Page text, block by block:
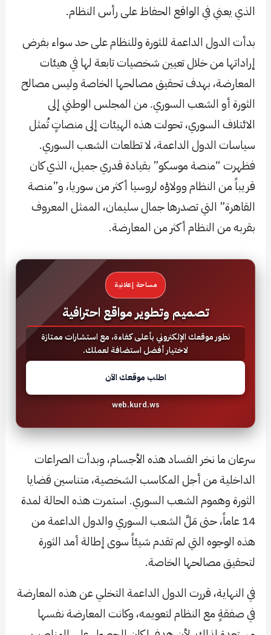
الذي يعني في الواقع الحفاظ على رأس النظام.
بدأت الدول الداعمة للثورة وللنظام على حد سواء بفرض
إراداتها من خلال تعيين شخصيات تابعة لها في هيئات
المعارضة، بهدف تحقيق مصالحها الخاصة وليس مصالح
الثورة أو الشعب السوري. من المجلس الوطني إلى
الائتلاف السوري، تحولت هذه الهيئات إلى منصاتٍ تُمثل
سياسات الدول الداعمة، لا تطلعات الشعب السوري.
فظهرت “منصة موسكو” بقيادة قدري جميل، الذي كان
قريباً من النظام وولاؤه لروسيا أكثر من سوريا، و”منصة
القاهرة” التي تصدرها جمال سليمان، الممثل المعروف
بقربه من النظام أكثر من المعارضة.
مساحة إعلانية
تصميم وتطوير مواقع احترافية
نطور موقعك الإلكتروني بأعلى كفاءة، مع استشارات ممتازة
لاختيار أفضل استضافة لعملك.
اطلب موقعك الآن
web.kurd.ws
سرعان ما نخر الفساد هذه الأجسام، وبدأت الصراعات
الداخلية من أجل المكاسب الشخصية، متناسين قضايا
الثورة وهموم الشعب السوري. استمرت هذه الحالة لمدة
14 عاماً، حتى مَلَّ الشعب السوري والدول الداعمة من
هذه الوجوه التي لم تقدم شيئاً سوى إطالة أمد الثورة
لتحقيق مصالحها الخاصة.
في النهاية، قررت الدول الداعمة التخلي عن هذه المعارضة
في صفقةٍ مع النظام لتعويمه، وكانت المعارضة نفسها